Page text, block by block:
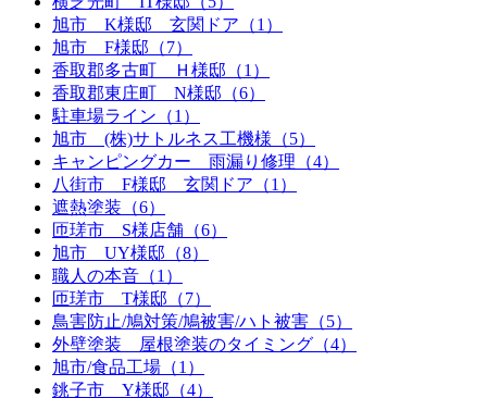
旭市 K様邸 玄関ドア（1）
旭市 F様邸（7）
香取郡多古町 Ｈ様邸（1）
香取郡東庄町 N様邸（6）
駐車場ライン（1）
旭市 (株)サトルネス工機様（5）
キャンピングカー 雨漏り修理（4）
八街市 F様邸 玄関ドア（1）
遮熱塗装（6）
匝瑳市 S様店舗（6）
旭市 UY様邸（8）
職人の本音（1）
匝瑳市 T様邸（7）
鳥害防止/鳩対策/鳩被害/ハト被害（5）
外壁塗装 屋根塗装のタイミング（4）
旭市/食品工場（1）
銚子市 Y様邸（4）